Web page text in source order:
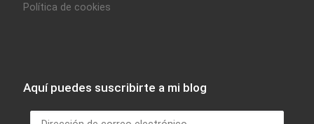
Política de cookies
Aquí puedes suscribirte a mi blog
Dirección de correo electrónico